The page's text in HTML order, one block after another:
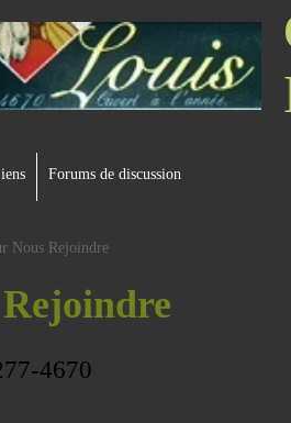
Forums de discussion
Nous Rejoindre
4670